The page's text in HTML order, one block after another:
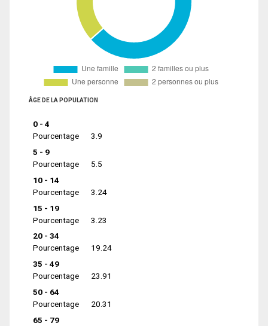
ÂGE DE LA POPULATION
0 - 4
Pourcentage
3.9
5 - 9
Pourcentage
5.5
10 - 14
Pourcentage
3.24
15 - 19
Pourcentage
3.23
20 - 34
Pourcentage
19.24
35 - 49
Pourcentage
23.91
50 - 64
Pourcentage
20.31
65 - 79